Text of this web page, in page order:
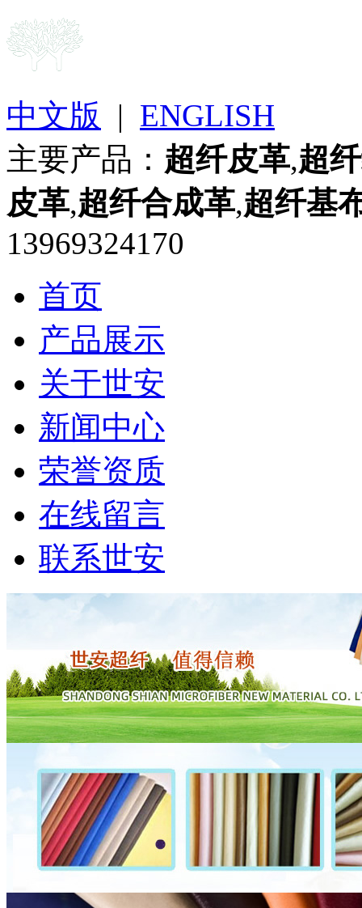
中文版 | ENGLISH
主要产品： 超纤皮革,超
皮革,超纤合成革,超纤基
13969324170
首页
产品展示
关于世安
新闻中心
荣誉资质
在线留言
联系世安